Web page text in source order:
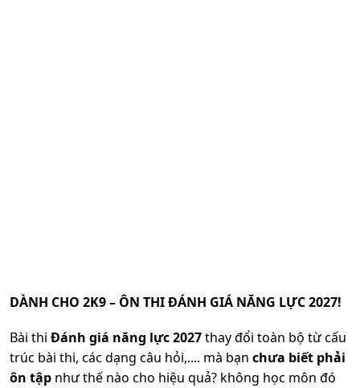
DÀNH CHO 2K9 – ÔN THI ĐÁNH GIÁ NĂNG LỰC 2027!
Bài thi Đánh giá năng lực 2027thay đổi toàn bộ từ cấu
trúc bài thi, các dạng câu hỏi,.... mà bạn chưa biết phải
ôn tập như thế nào cho hiệu quả? không học môn đó